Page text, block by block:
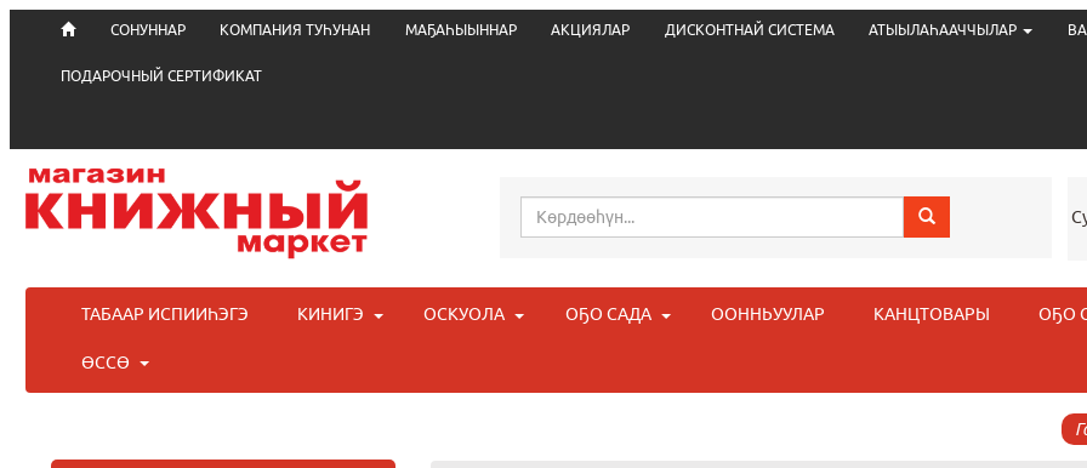
СОНУННАР КОМПАНИЯ ТУҺУНАН МАҔАҺЫЫННАР АКЦИЯЛАР ДИСКОНТНАЙ СИСТЕМА АТЫЫЛАҺААЧЧЫЛАР
ПОДАРОЧНЫЙ СЕРТИФИКАТ
ТАБААР ИСПИИҺЭГЭ КИНИГЭ ОСКУОЛА ОҔО САДА ООННЬУУЛАР КАНЦТОВАРЫ ОҔО
ӨССӨ